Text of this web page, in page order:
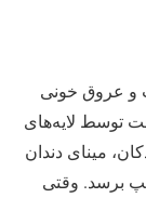
و عروق خونی
توسط لایه‌های
مینای دندان
برسد. وقتی